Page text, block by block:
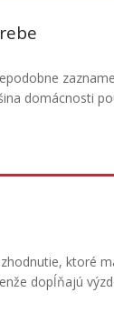
domácnosti
ktoré
dopĺňajú